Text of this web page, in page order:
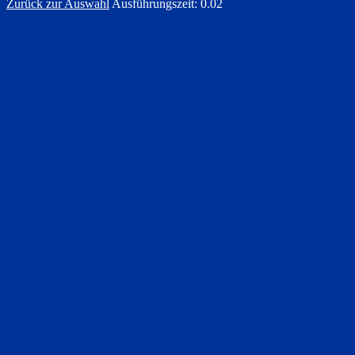
Zurück zur Auswahl Ausführungszeit: 0.02